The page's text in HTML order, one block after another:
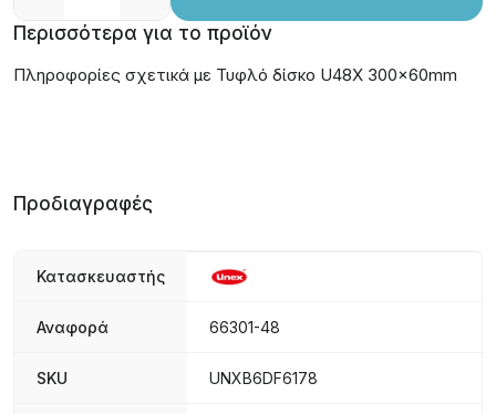
Περισσότερα για το προϊόν
Πληροφορίες σχετικά με Τυφλό δίσκο U48X 300x60mm
Προδιαγραφές
Κατασκευαστής
Αναφορά 66301-48
SKU UNXB6DF6178